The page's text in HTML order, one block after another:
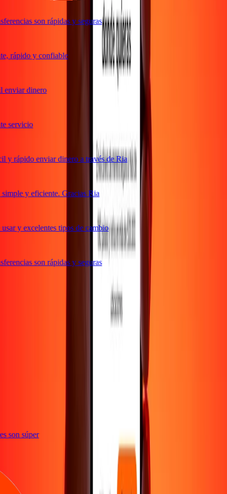
son rápidas y seguras
rápido y confiable
dinero
servicio
rápido enviar dinero a través de Ria
y eficiente. Gracias Ria
y excelentes tipos de cambio
son rápidas y seguras
son súper